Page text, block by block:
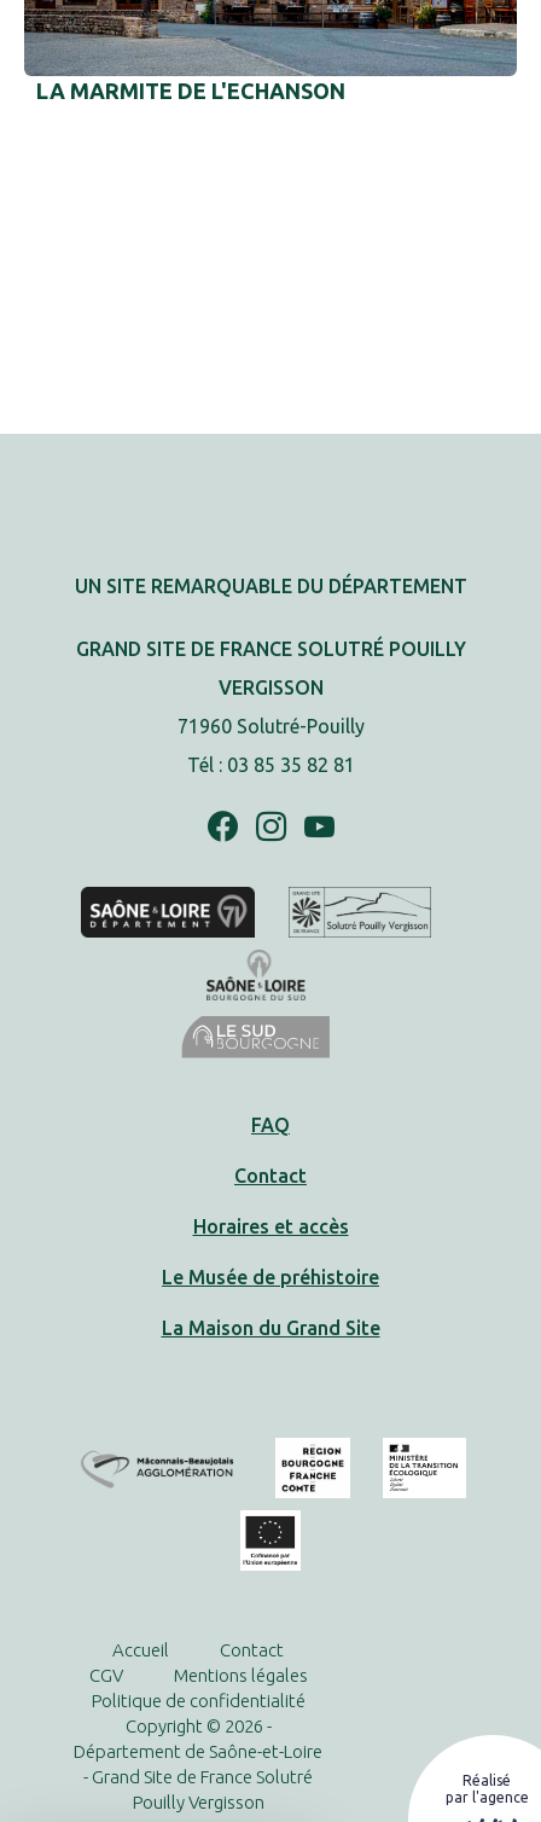
LA MARMITE DE L'ECHANSON
UN SITE REMARQUABLE DU DÉPARTEMENT
GRAND SITE DE FRANCE SOLUTRÉ POUILLY
VERGISSON
71960 Solutré-Pouilly
Tél : 03 85 35 82 81
FAQ
Contact
Horaires et accès
Le Musée de préhistoire
La Maison du Grand Site
Accueil
Contact
CGV
Mentions légales
Politique de confidentialité
Copyright © 2026 -
Département de Saône-et-Loire
- Grand Site de France Solutré
Pouilly Vergisson
Réalisé
par l'agence